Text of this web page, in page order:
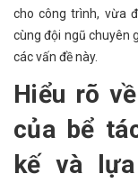
cho công trình, vừa
cùng đội ngũ chuyên
các vấn đề này.
Hiểu rõ
của bể
kế và